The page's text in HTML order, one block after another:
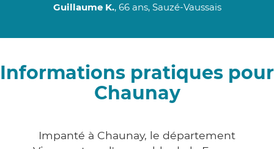
Guillaume K., 66 ans, Sauzé-Vaussais
Informations pratiques pour
Chaunay
Impanté à Chaunay, le département